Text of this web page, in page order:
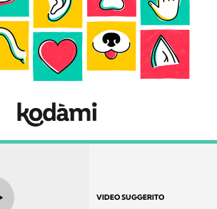
VIDEO SUGGERITO